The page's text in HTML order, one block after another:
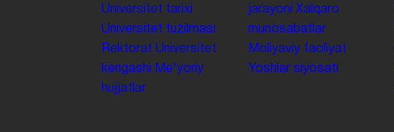
Universitet tarixi
Universitet tuzilmasi
Rektorat Universitet
kengashi
Me'yoriy
hujjatlar
jarayoni Xalqaro
munosabatlar
Moliyaviy faoliyat
Yoshlar siyosati